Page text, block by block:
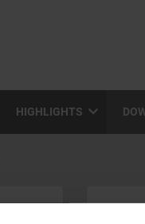
HIGHLIGHTS